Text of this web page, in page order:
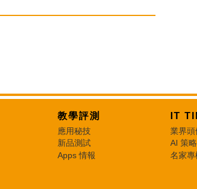
教學評測
應用秘技
新品測試
Apps 情報
IT
業界頭
AI 策略
名家專